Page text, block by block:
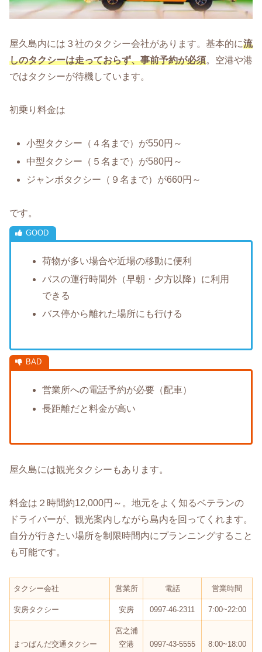
屋久島内には３社のタクシー会社があります。基本的に流
しのタクシーは走っておらず、事前予約が必須。空港や港
ではタクシーが待機しています。
初乗り料金は
小型タクシー（４名まで）が550円～
中型タクシー（５名まで）が580円～
ジャンボタクシー（９名まで）が660円～
です。
荷物が多い場合や近場の移動に便利
バスの運行時間外（早朝・夕方以降）に利用
できる
バス停から離れた場所にも行ける
営業所への電話予約が必要（配車）
長距離だと料金が高い
屋久島には観光タクシーもあります。
料金は２時間約12,000円～。地元をよく知るベテランの
ドライバーが、観光案内しながら島内を回ってくれます。
自分が行きたい場所を制限時間内にプランニングすること
も可能です。
タクシー会社 営業所 電話 営業時間
安房タクシー 安房 0997-46-2311 7:00~22:00
まつばんだ交通タクシー
宮之浦
空港
0997-43-5555 8:00~18:00